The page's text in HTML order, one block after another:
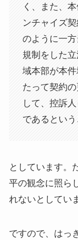
く、また、
ンチャイズ
のように一
規制をした
域本部が本
たって契約
して、控訴
であるという
としています。
平の観念に照ら
れないとしてい
ですので、はっ